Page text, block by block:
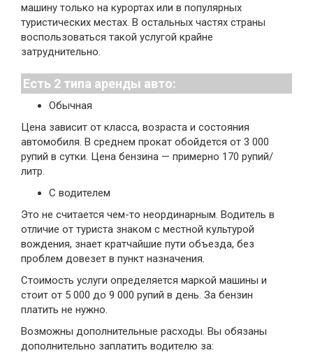
машину только на курортах или в популярных
туристических местах. В остальных частях страны
воспользоваться такой услугой крайне
затруднительно.
Есть 2 типа аренды авто:
Обычная
Цена зависит от класса, возраста и состояния
автомобиля. В среднем прокат обойдется от 3 000
рупий в сутки. Цена бензина — примерно 170 рупий/
литр.
С водителем
Это не считается чем-то неординарным. Водитель в
отличие от туриста знаком с местной культурой
вождения, знает кратчайшие пути объезда, без
проблем довезет в пункт назначения.
Стоимость услуги определяется маркой машины и
стоит от 5 000 до 9 000 рупий в день. За бензин
платить не нужно.
Возможны дополнительные расходы. Вы обязаны
дополнительно заплатить водителю за: